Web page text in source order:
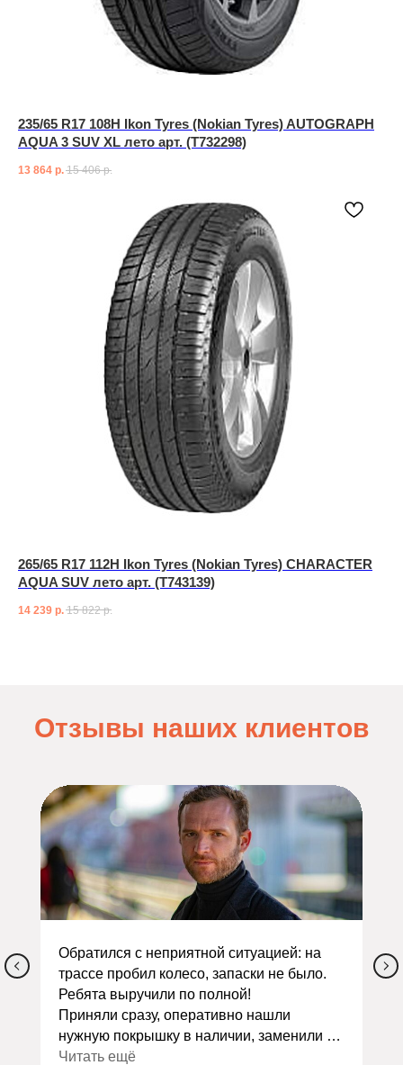
235/65 R17 108H Ikon Tyres (Nokian Tyres) AUTOGRAPH
AQUA 3 SUV XL лето арт. (T732298)
13 864 р. 15 406 р.
265/65 R17 112H Ikon Tyres (Nokian Tyres) CHARACTER
AQUA SUV лето арт. (T743139)
14 239 р. 15 822 р.
Отзывы наших клиентов
Обратился с неприятной ситуацией: на
трассе пробил колесо, запаски не было.
Ребята выручили по полной!
Приняли сразу, оперативно нашли
нужную покрышку в наличии, заменили и
сделали балансировку. Всё заняло
Читать ещё